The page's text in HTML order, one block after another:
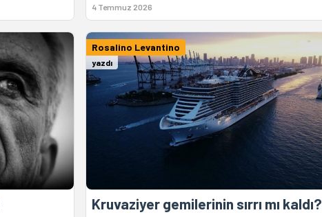
4 Temmuz 2026
Rosalino Levantino
yazdı
Kruvaziyer gemilerinin sırrı mı kaldı?